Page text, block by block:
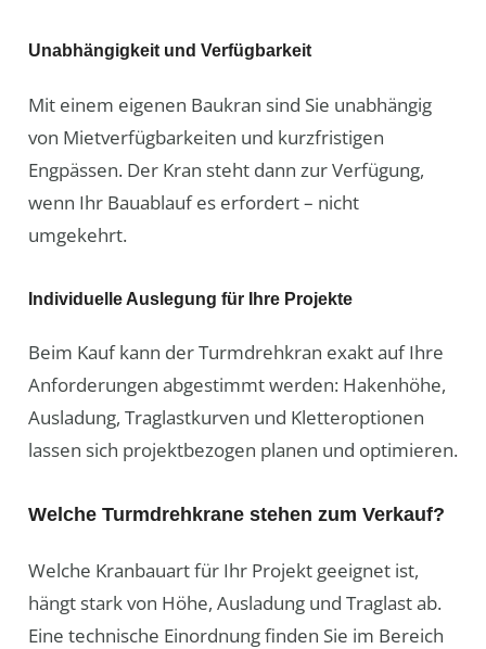
Unabhängigkeit und Verfügbarkeit
Mit einem eigenen Baukran sind Sie unabhängig
von Mietverfügbarkeiten und kurzfristigen
Engpässen. Der Kran steht dann zur Verfügung,
wenn Ihr Bauablauf es erfordert – nicht
umgekehrt.
Individuelle Auslegung für Ihre Projekte
Beim Kauf kann der Turmdrehkran exakt auf Ihre
Anforderungen abgestimmt werden: Hakenhöhe,
Ausladung, Traglastkurven und Kletteroptionen
lassen sich projektbezogen planen und optimieren.
Welche Turmdrehkrane stehen zum Verkauf?
Welche Kranbauart für Ihr Projekt geeignet ist,
hängt stark von Höhe, Ausladung und Traglast ab.
Eine technische Einordnung finden Sie im Bereich